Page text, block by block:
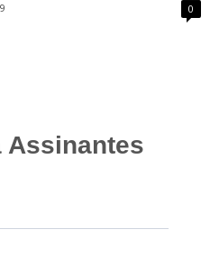
0
Assinantes